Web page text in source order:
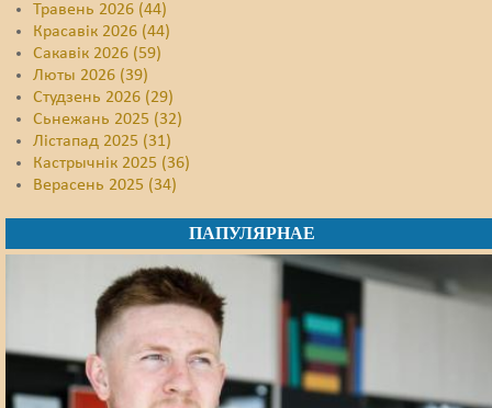
Травень 2026 (44)
Красавік 2026 (44)
Сакавік 2026 (59)
Люты 2026 (39)
Студзень 2026 (29)
Сьнежань 2025 (32)
Лістапад 2025 (31)
Кастрычнік 2025 (36)
Верасень 2025 (34)
ПАПУЛЯРНАЕ